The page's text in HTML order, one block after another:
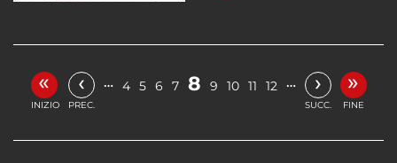
«
INIZIO
‹
PREC.
… 4 5 6 7 8 9 10 11 12 … ›
SUCC.
»
FINE